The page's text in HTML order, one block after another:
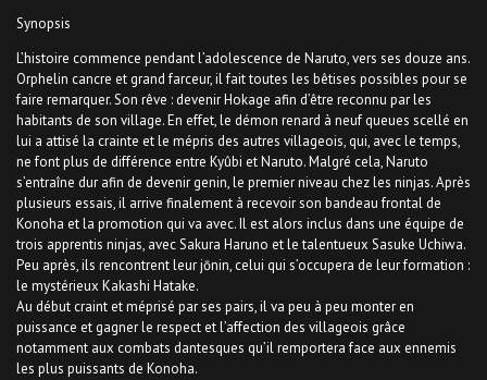
Synopsis
L’histoire commence pendant l’adolescence de Naruto, vers ses douze ans.
Orphelin cancre et grand farceur, il fait toutes les bêtises possibles pour se
faire remarquer. Son rêve : devenir Hokage afin d’être reconnu par les
habitants de son village. En effet, le démon renard à neuf queues scellé en
lui a attisé la crainte et le mépris des autres villageois, qui, avec le temps,
ne font plus de différence entre Kyûbi et Naruto. Malgré cela, Naruto
s’entraîne dur afin de devenir genin, le premier niveau chez les ninjas. Après
plusieurs essais, il arrive finalement à recevoir son bandeau frontal de
Konoha et la promotion qui va avec. Il est alors inclus dans une équipe de
trois apprentis ninjas, avec Sakura Haruno et le talentueux Sasuke Uchiwa.
Peu après, ils rencontrent leur jōnin, celui qui s’occupera de leur formation :
le mystérieux Kakashi Hatake.
Au début craint et méprisé par ses pairs, il va peu à peu monter en
puissance et gagner le respect et l’affection des villageois grâce
notamment aux combats dantesques qu’il remportera face aux ennemis
les plus puissants de Konoha.